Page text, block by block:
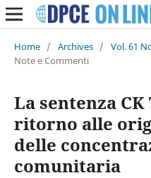
Home / Archives / Vol. 61
Note e Commenti
La sentenza
ritorno alle
delle
comunitaria